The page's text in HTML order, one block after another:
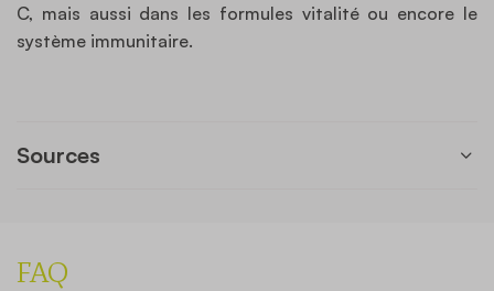
C, mais aussi dans les formules vitalité ou encore le
système immunitaire.
Sources
FAQ